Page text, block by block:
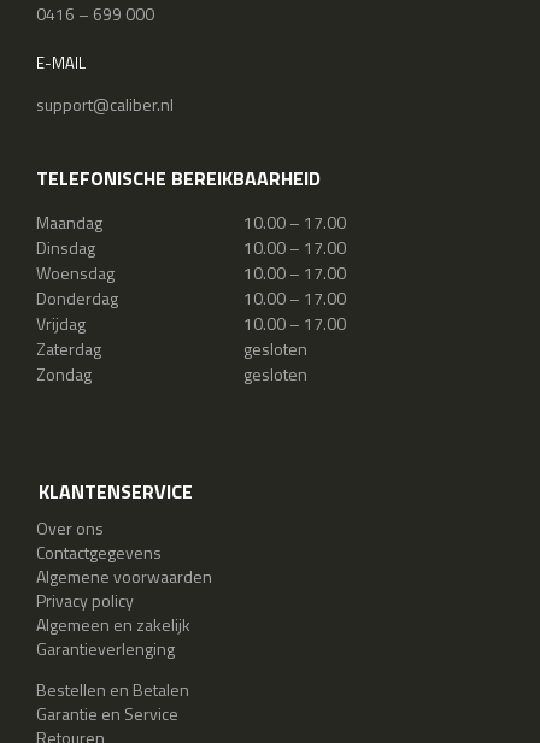
0416 – 699 000
E-MAIL
support@caliber.nl
TELEFONISCHE BEREIKBAARHEID
Maandag
10.00 – 17.00
Dinsdag
10.00 – 17.00
Woensdag
10.00 – 17.00
Donderdag
10.00 – 17.00
Vrijdag
10.00 – 17.00
Zaterdag
gesloten
Zondag
gesloten
KLANTENSERVICE
Over ons
Contactgegevens
Algemene voorwaarden
Privacy policy
Algemeen en zakelijk
Garantieverlenging
Bestellen en Betalen
Garantie en Service
Retouren